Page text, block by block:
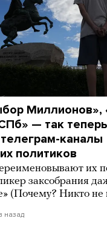
Миллионов»,
— так теперь
каналы
политиков
их
заксобрания
(Почему? Никто не
назад